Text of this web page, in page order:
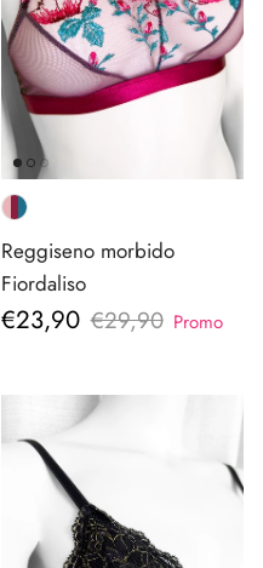
Reggiseno morbido
Fiordaliso
Prezzo di vendita
€23,90 Prezzo normale
€29,90 Promo